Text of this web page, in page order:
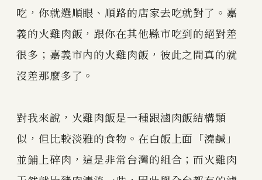
吃，你就選順眼、順路的店家去吃就對了。嘉
義的火雞肉飯，跟你在其他縣市吃到的絕對差
很多；嘉義市內的火雞肉飯，彼此之間真的就
沒差那麼多了。
對我來說，火雞肉飯是一種跟滷肉飯結構類
似，但比較淡雅的食物。在白飯上面「澆鹹」
並鋪上碎肉，這是非常台灣的組合；而火雞肉